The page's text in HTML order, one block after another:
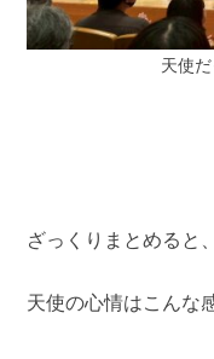
天使
ざっくりまとめると、
天使の心情はこんな